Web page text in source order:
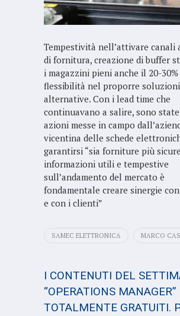
Tempestività nell’attivare
di fornitura, creazione di buffer
i magazzini pieni anche il 20-
flessibilità nel proporre soluzioni
alternative. Con i lead time che
continuavano a salire, sono
azioni messe in campo
vicentina delle schede
garantirsi “sia forniture più
informazioni utili e tempestive
sull’andamento del mercato è
fondamentale creare sinergie
e con i clienti”
SAMEC ELETTRONICA MARCO
I CONTENUTI DEL
“OPERATIONS MANAGER”
TOTALMENTE GRATUITI.